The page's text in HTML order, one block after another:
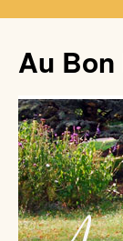
Au Bon